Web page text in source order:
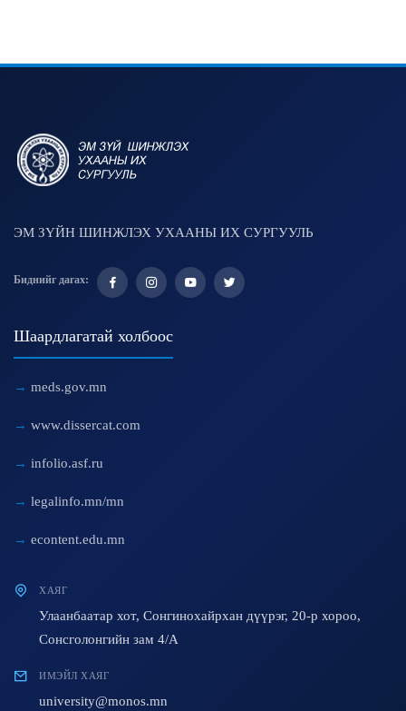
ЭМ ЗҮЙН ШИНЖЛЭХ УХААНЫ ИХ СУРГУУЛЬ
Биднийг дагах:
Шаардлагатай холбоос
meds.gov.mn
www.dissercat.com
infolio.asf.ru
legalinfo.mn/mn
econtent.edu.mn
ХАЯГ
Улаанбаатар хот, Сонгинохайрхан дүүрэг, 20-р хороо,
Сонсголонгийн зам 4/A
ИМЭЙЛ ХАЯГ
university@monos.mn